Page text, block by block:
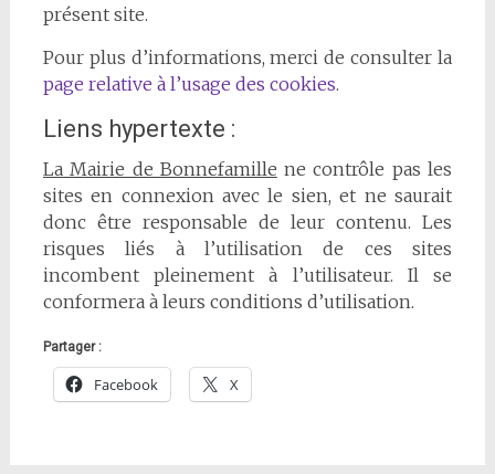
présent site.
Pour plus d’informations, merci de consulter la
page relative à l’usage des cookies.
Liens hypertexte :
La Mairie de Bonnefamille ne contrôle pas les
sites en connexion avec le sien, et ne saurait
donc être responsable de leur contenu. Les
risques liés à l’utilisation de ces sites
incombent pleinement à l’utilisateur. Il se
conformera à leurs conditions d’utilisation.
Partager :
Facebook X